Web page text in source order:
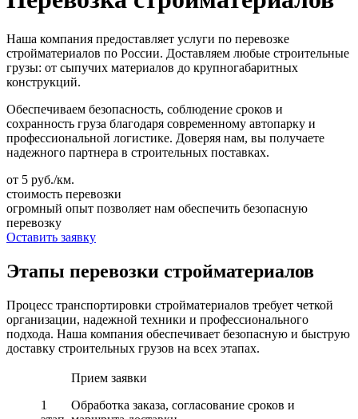
Наша компания предоставляет услуги по перевозке
стройматериалов по России. Доставляем любые строительные
грузы: от сыпучих материалов до крупногабаритных
конструкций.
Обеспечиваем безопасность, соблюдение сроков и
сохранность груза благодаря современному автопарку и
профессиональной логистике. Доверяя нам, вы получаете
надежного партнера в строительных поставках.
от 5 руб./км.
стоимость перевозки
огромный опыт позволяет нам обеспечить безопасную
перевозку
Оставить заявку
Этапы перевозки стройматериалов
Процесс транспортировки стройматериалов требует четкой
организации, надежной техники и профессионального
подхода. Наша компания обеспечивает безопасную и быструю
доставку строительных грузов на всех этапах.
1
Прием заявки
Обработка заказа, согласование сроков и